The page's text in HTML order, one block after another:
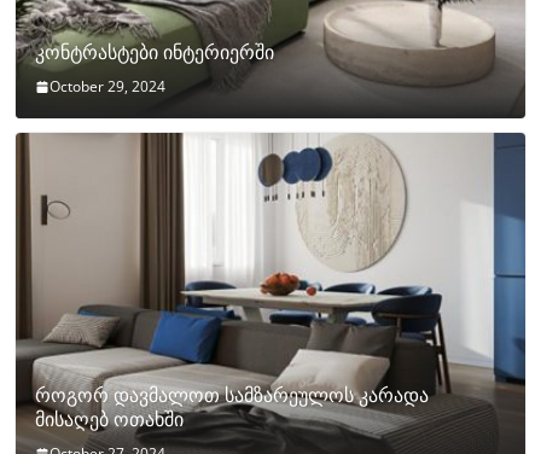
კონტრასტები ინტერიერში
October 29, 2024
როგორ დავმალოთ სამზარეულოს კარადა
მისაღებ ოთახში